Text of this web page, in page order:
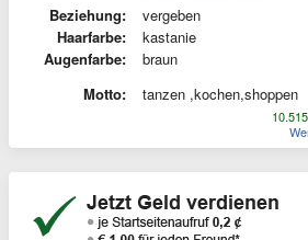
Beziehung:
vergeben
Haarfarbe:
kastanie
Augenfarbe:
braun
Motto:
tanzen ,kochen,shoppen
10.515